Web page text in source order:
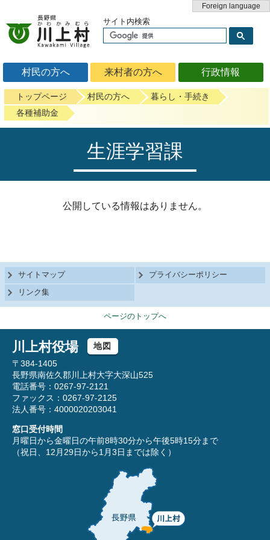
Foreign language
村民の方へ 来村者の方へ 行政情報
サイト内検索
トップページ 村民の方へ
暮らし・手続き
各種補助金
生涯学習課
公開している情報はありません。
サイトマップ
プライバシーポリシー
リンク集
ページのトップへ
川上村役場
地図
〒384-1405
長野県南佐久郡川上村大字大深山525
電話番号：0267-97-2121
ファックス：0267-97-2125
法人番号：4000020203041
窓口受付時間
月曜日から金曜日の午前8時30分から午後5時15分まで
（祝日、12月29日から1月3日までは除く）